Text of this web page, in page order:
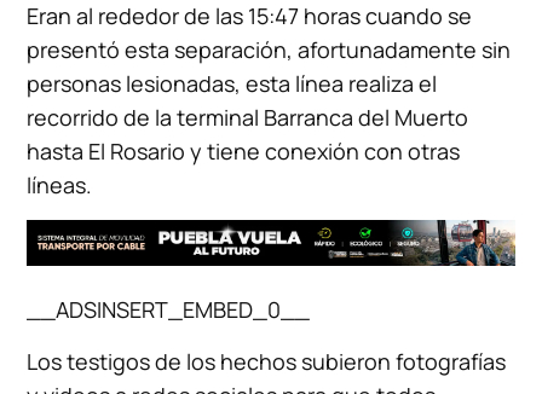
Eran al rededor de las 15:47 horas cuando se
presentó esta separación, afortunadamente sin
personas lesionadas, esta línea realiza el
recorrido de la terminal Barranca del Muerto
hasta El Rosario y tiene conexión con otras
líneas.
__ADSINSERT_EMBED_0__
Los testigos de los hechos subieron fotografías